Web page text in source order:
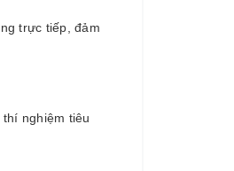
trực tiếp, đảm
nghiệm tiêu